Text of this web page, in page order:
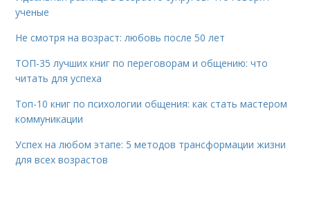
ученые
Не смотря на возраст: любовь после 50 лет
ТОП-35 лучших книг по переговорам и общению: что
читать для успеха
Топ-10 книг по психологии общения: как стать мастером
коммуникации
Успех на любом этапе: 5 методов трансформации жизни
для всех возрастов